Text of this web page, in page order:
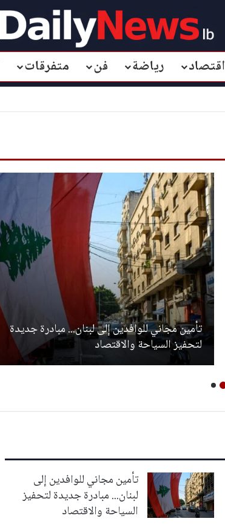
اقتصاد رياضة فن متفرقات
تأمين مجاني للوافدين إلى لبنان... مبادرة جديدة
لتحفيز السياحة والاقتصاد
تأمين مجاني للوافدين إلى
لبنان... مبادرة جديدة لتحفيز
السياحة والاقتصاد